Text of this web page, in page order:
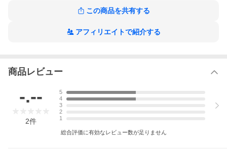
取付説明書にてご確認ください。
EVERY VAN / エブリイバン / エブリイ バン / ヴァン / DA64V / エ
ブリー / エブリィ /
●スクラムやクリッパーリオ、ミニキャブなどエブリイのOEM車
グレード早見表
エブリイ純正カラー早見表
DA17系の1-5型って何？
★当店の
この商品を共有する
アフィリエイトで紹介する
商品レビュー
-.--
2件
5
4
3
2
1
総合評価に有効なレビュー数が足りません